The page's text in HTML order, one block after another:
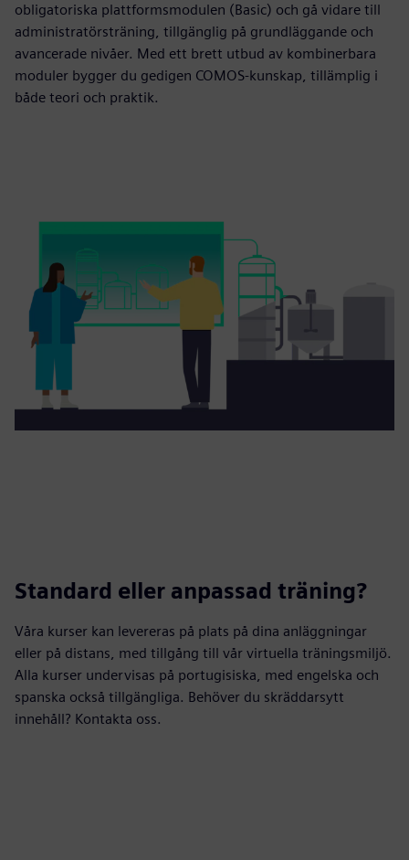
obligatoriska plattformsmodulen (Basic) och gå vidare till
administratörsträning, tillgänglig på grundläggande och
avancerade nivåer. Med ett brett utbud av kombinerbara
moduler bygger du gedigen COMOS-kunskap, tillämplig i
både teori och praktik.
Standard eller anpassad träning?
Våra kurser kan levereras på plats på dina anläggningar
eller på distans, med tillgång till vår virtuella träningsmiljö.
Alla kurser undervisas på portugisiska, med engelska och
spanska också tillgängliga. Behöver du skräddarsytt
innehåll? Kontakta oss.